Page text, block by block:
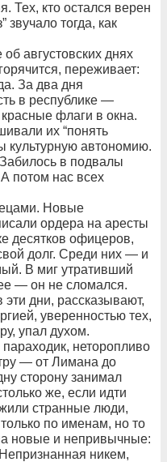
Тех, кто остался верен
звучало тогда, как
об августовских днях
переживает:
За два дня
в республике —
флаги в окна.
их “понять
культурную автономию.
в подвалы
потом нас всех
Новые
ордера на аресты
десятков офицеров,
долг. Среди них — и
В миг утративший
— он не сломался.
эти дни, рассказывают,
уверенностью тех,
упал духом.
неторопливо
— от Лимана до
сторону занимал
же, если идти
странные люди,
по именам, но то
новые и непривычные:
никем,